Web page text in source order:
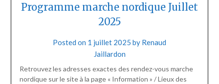
Programme marche nordique Juillet
2025
Posted on 1 juillet 2025 by Renaud
Jaillardon
Retrouvez les adresses exactes des rendez-vous marche
nordique sur le site à la page « Information » / Lieux des